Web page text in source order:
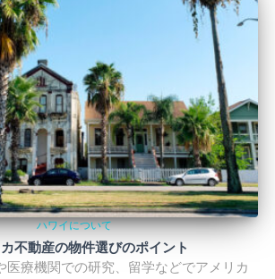
ハワイについて
不動産の物件選びのポイント
医療機関での研究、留学などでアメリカ